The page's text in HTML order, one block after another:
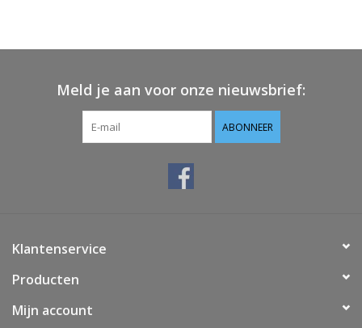
Meld je aan voor onze nieuwsbrief:
ABONNEER
Klantenservice
Producten
Mijn account